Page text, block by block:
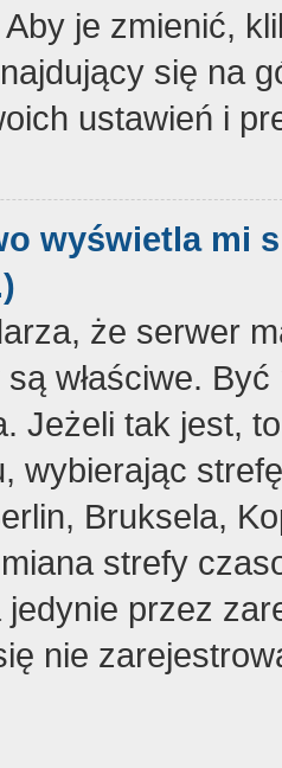
je zmienić,
się na
ustawień i
wyświetla mi
że serwer
właściwe.
Jeżeli tak jest,
wybierając
Bruksela,
strefy
jedynie przez
nie